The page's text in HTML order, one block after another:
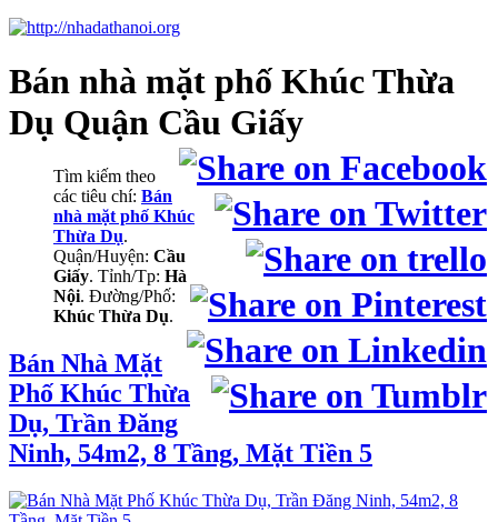
Bán nhà mặt phố Khúc Thừa
Dụ Quận Cầu Giấy
Tìm kiếm theo
các tiêu chí: Bán
nhà mặt phố Khúc
Thừa Dụ.
Quận/Huyện: Cầu
Giấy. Tỉnh/Tp: Hà
Nội. Đường/Phố:
Khúc Thừa Dụ.
Bán Nhà Mặt
Phố Khúc Thừa
Dụ, Trần Đăng
Ninh, 54m2, 8 Tầng, Mặt Tiền 5